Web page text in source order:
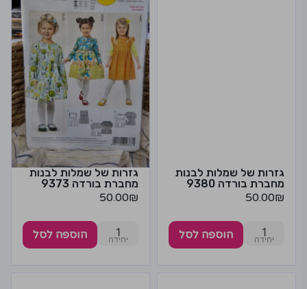
גזרות של שמלות לבנות
מחברת בורדה 9380
50.00₪
1 הוספה לסל
גזרות של שמלות לבנות
מחברת בורדה 9373
50.00₪
1 הוספה לסל